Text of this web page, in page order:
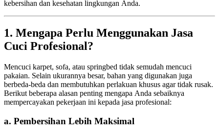
kebersihan dan kesehatan lingkungan Anda.
1. Mengapa Perlu Menggunakan Jasa
Cuci Profesional?
Mencuci karpet, sofa, atau springbed tidak semudah mencuci
pakaian. Selain ukurannya besar, bahan yang digunakan juga
berbeda-beda dan membutuhkan perlakuan khusus agar tidak rusak.
Berikut beberapa alasan penting mengapa Anda sebaiknya
mempercayakan pekerjaan ini kepada jasa profesional:
a. Pembersihan Lebih Maksimal